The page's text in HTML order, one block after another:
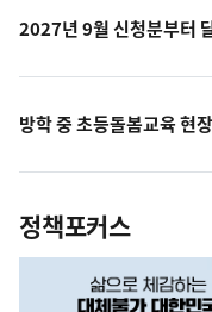
2027년 9월 신청분부터
방학 중 초등돌봄교육 현
정책포커스